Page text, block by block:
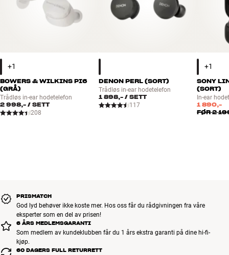
BOWERS & WILKINS PI6
(GRÅ)
Trådløs in-ear hodetelefon
2 998,- / SETT
208
DENON PERL (SORT)
Trådløs in-ear hodetelefon
1 898,-/ SETT
117
SONY
(SORT)
In-ear
1 890,-
FØR2
PRISMATCH
God lyd behøver ikke koste mer. Hos oss får du rådgivningen fra våre
eksperter som en del av prisen!
6 ÅRS MEDLEMSGARANTI
Som medlem av kundeklubben får du 1 års ekstra garanti på dine hi-fi-
kjøp.
60 DAGERS FULL RETURRETT